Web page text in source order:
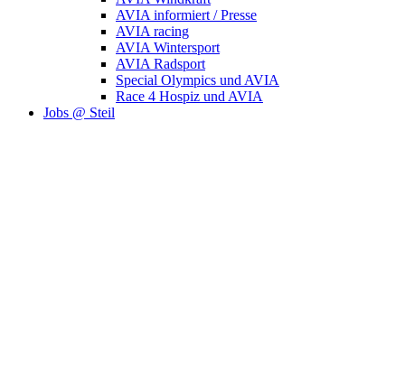
AVIA informiert / Presse
AVIA racing
AVIA Wintersport
AVIA Radsport
Special Olympics und AVIA
Race 4 Hospiz und AVIA
Jobs @ Steil